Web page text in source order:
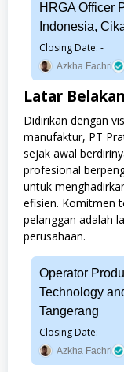
HRGA Officer
Indonesia,
Closing Date: -
Azkha Fachri
Latar
Didirikan dengan
manufaktur, PT
sejak awal
profesional
untuk
efisien. Komitmen
pelanggan adalah
perusahaan.
Operator
Technology
Tangerang
Closing Date: -
Azkha Fachri